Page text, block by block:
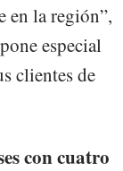
en la región”,
especial
clientes de
con cuatro